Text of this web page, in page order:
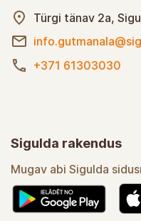
Türgi tänav 2a,
+371 61303030
Sigulda rakendus
Mugav abi Sigulda